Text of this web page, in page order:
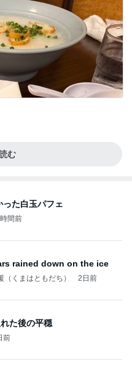
む
った白玉パフェ
間前
rained down on the ice
くまはともだち） 2日前
た後の平穏
前